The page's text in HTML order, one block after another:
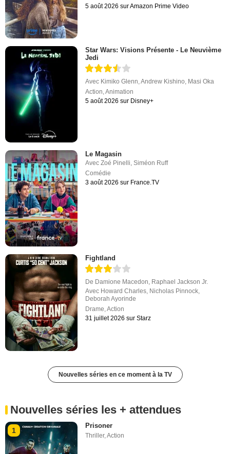
5 août 2026 sur Amazon Prime Video
Star Wars: Visions Présente - Le Neuvième
Jedi
Avec Kimiko Glenn,Andrew Kishino, Masi Oka
Action,Animation
5 août 2026 sur Disney+
Le Magasin
AvecZoé Pinelli,Siméon Ruff
Comédie
3 août 2026 sur France.TV
Fightland
De Damione Macedon, Raphael Jackson Jr.
Avec Howard Charles, Nicholas Pinnock,
Deborah Ayorinde
Drame,Action
31 juillet 2026 sur Starz
Nouvelles séries en ce moment à la TV
Nouvelles séries les + attendues
1
Prisoner
Thriller,Action